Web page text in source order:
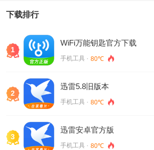
下载排行
1
WiFi万能钥匙官方下载
手机工具 · 80℃
2
迅雷5.8旧版本
手机工具 · 80℃
3
迅雷安卓官方版
手机工具 · 80℃